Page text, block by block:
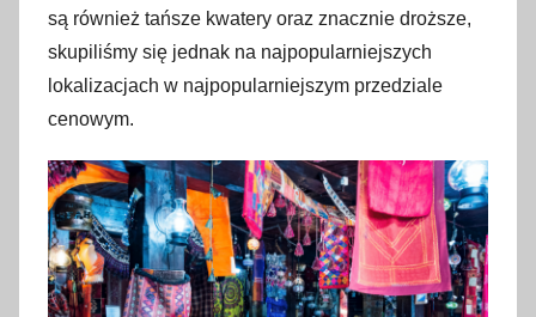
są również tańsze kwatery oraz znacznie droższe,
skupiliśmy się jednak na najpopularniejszych
lokalizacjach w najpopularniejszym przedziale
cenowym.